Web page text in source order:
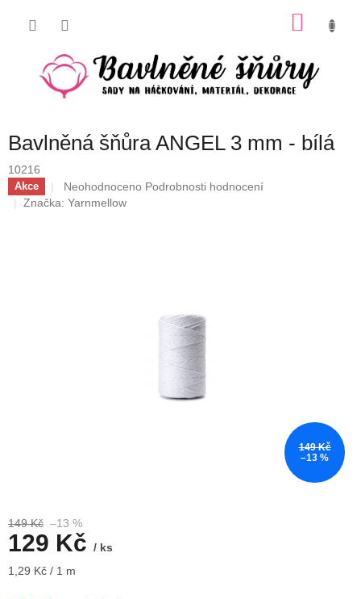
Bavlněná šňůra ANGEL 3 mm - bílá
10216
Akce
Průměrné
hodnocení
Neohodnoceno Podrobnosti hodnocení
Značka: Yarnmellow
149 Kč
–13 %
149 Kč –13 %
129 Kč / ks
Měrná
1,29 Kč / 1 m